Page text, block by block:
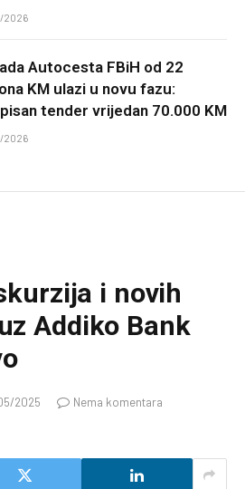
2026
Autocesta FBiH od 22
KM ulazi u novu fazu:
tender vrijedan 70.000 KM
2026
i novih
Addiko Bank
2025
Nema komentara